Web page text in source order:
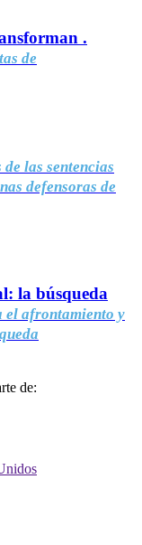
.
de
las sentencias
defensoras de
la búsqueda
el afrontamiento y
de: